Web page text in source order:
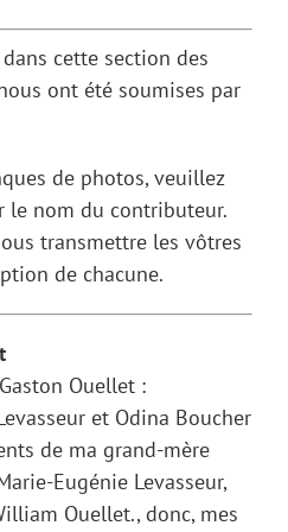
cette section des
ont été soumises par
de photos, veuillez
le nom du contributeur.
transmettre les vôtres
de chacune.
Ouellet :
et Odina Boucher
de ma grand-mère
Eugénie Levasseur,
Ouellet., donc, mes